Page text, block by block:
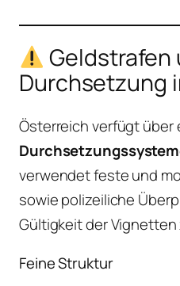
Geldstrafen
Durchsetzung
Österreich verfügt über
verwendet feste und
sowie polizeiliche
Gültigkeit der
Feine Struktur